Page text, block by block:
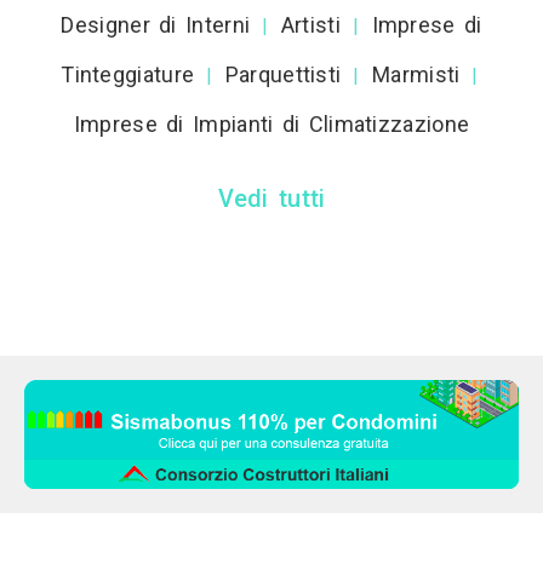
Designer di Interni | Artisti |
Imprese di
Tinteggiature
| Parquettisti | Marmisti |
Imprese di Impianti di Climatizzazione
Vedi tutti